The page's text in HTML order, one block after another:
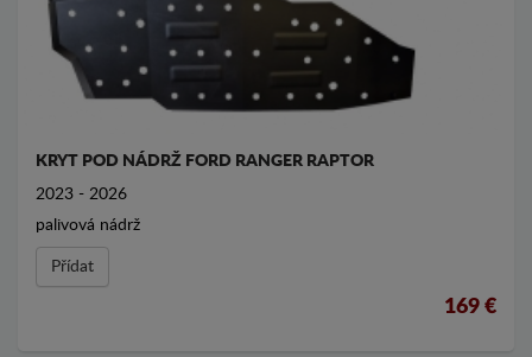
KRYT POD NÁDRŽ FORD RANGER RAPTOR
2023 - 2026
palivová nádrž
Přídat
169 €